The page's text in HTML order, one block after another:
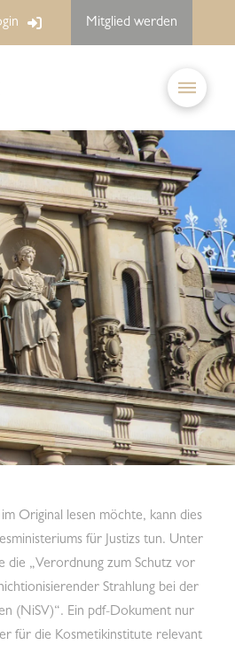
Mitglied werden
Original lesen möchte, kann dies
für Justizs tun. Unter
die „Verordnung zum Schutz vor
Strahlung bei der
(NiSV)“. Ein pdf-Dokument nur
für die Kosmetikinstitute relevant